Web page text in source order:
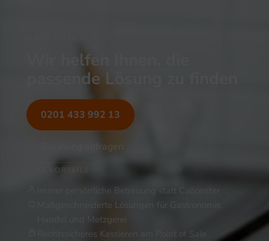
Wir helfen Ihnen, die
passende Lösung zu finden
0201 433 992 13
Beratung anfragen
IHRE VORTEILE
Immer persönliche Betreuung statt Callcenter
Maßgeschneiderte Lösungen für Gastronomie,
Handel und Metzgerei
Rechtssicheres Kassieren am Point of Sale